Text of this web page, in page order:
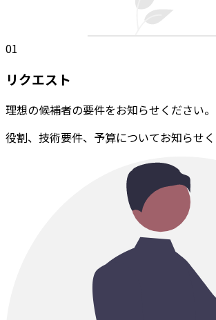
01
リクエスト
理想の候補者の要件をお知らせください。
役割、技術要件、予算についてお知らせく